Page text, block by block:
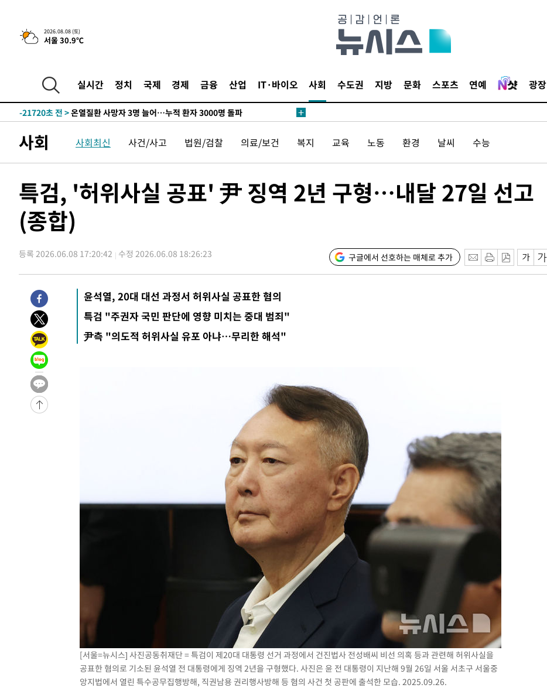
2026.08.08 (토)
서울 30.9℃
실시간 정치 국제 경제 금융 산업 IT·바이오 사회 수도권 지방 문화 스포츠 연예 광장
42.08%·宋 10.17%
-29990초 전 >이강인 "아틀레티코 이적 기뻐…등번호 7번 의미보단 팀 위해 뛸
것"
-29925초 전 >[속보]與 당대표 경선, 제주·인천 권리당원 투표 김민석 승리
-22969초 전 >
[속보]이강인 "감독님이 원하는 마음 느꼈고, 많은 트로피 원해 아
틀레티코 이적"
-22751초 전 >
-21720초 전 >온열질환 사망자 3명 늘어…누적 환자 3000명 돌파
-11772초 전 >
백운산서 80년근 천종산삼 9뿌리 발견…감정가 1.3억원
-9482초 전 >선재도서 해루질 나섰다 실종 60대, 닷새 만에 숨진 채 발견
-6392초 전 >여수 오동도 해상서 모터보트 전복…1명 사망·1명 실종
-2619초 전 >극한폭염 한풀 꺾이지만…'낮 최고 35도' 무더위, 열대야 계속[다음
주 날씨]
6분 전 > 축구협회 "압수수색·성접대 논란 사과…쇄신의 기회로 삼겠다"
3시간 전 >'최고 37도' 폭염 지속…강원동해안 최대 150㎜ 비
5시간 전 >[속보]뉴욕증시 상승 마감…S&P 0.6% 나스닥 1.3%↑
-31241초 전 >
[속보]與최고위원 제주·인천 순회경선…박선원·최민희·서미화·
한민수·김용 순
-31194초 전 >
[속보]김민석, 與 전대 당원투표 누적 득표율 45.42%로 1위… 정
청래 44.56%
-30476초 전 >
42.08%·宋 10.17%
-30010초 전 >
이강인 "아틀레티코 이적 기뻐…등번호 7번 의미보단 팀 위해 뛸
것"
-29945초 전 >
-23719초 전 >
-22989초 전 >
[속보]이강인 "감독님이 원하는 마음 느꼈고, 많은 트로피 원해 아
틀레티코 이적"
-22771초 전 >
수도권 40도 육박 '펄펄'…동해안 일부 지역엔 호의주의보
강릉에 시간당 81.4㎜ 물폭탄…도로 잠기고 담벼락 붕괴
백운산서 80년근 천종산삼 9뿌리 발견…감정가 1.3억원
선재도서 해루질 나섰다 실종 60대, 닷새 만에 숨진 채 발견
남자 농구, 나고야 아시안게임서 '홈팀' 일본과 한일전
여수 오동도 해상서 모터보트 전복…1명 사망·1명 실종
극한폭염 한풀 꺾이지만…'낮 최고 35도' 무더위, 열대야 계속[다음
축구협회 "압수수색·성접대 논란 사과…쇄신의 기회로 삼겠다"
[속보]'압수수색·성접대 논란' 축구협회 "실망과 걱정 안겨드려 죄송"
[속보]뉴욕증시 상승 마감…S&P 0.6% 나스닥 1.3%↑
사회 사회최신 사건/사고 법원/검찰 의료/보건 복지 교육 노동 환경 날씨 수능
특검, '허위사실 공표' 尹 징역 2년 구형…내달 27일 선고
(종합)
등록 2026.06.08 17:20:42 수정 2026.06.08 18:26:23 구글에서 선호하는 매체로 추가
윤석열, 20대 대선 과정서 허위사실 공표한 혐의
특검 "주권자 국민 판단에 영향 미치는 중대 범죄"
尹측 "의도적 허위사실 유포 아냐…무리한 해석"
[서울=뉴시스] 사진공동취재단 = 특검이 제20대 대통령 선거 과정에서 건진법사 전성배씨 비선 의혹 등과 관련해 허위사실을
공표한 혐의로 기소된 윤석열 전 대통령에게 징역 2년을 구형했다. 사진은 윤 전 대통령이 지난해 9월 26일 서울 서초구 서울중
앙지법에서 열린 특수공무집행방해, 직권남용 권리행사방해 등 혐의 사건 첫 공판에 출석한 모습. 2025.09.26.